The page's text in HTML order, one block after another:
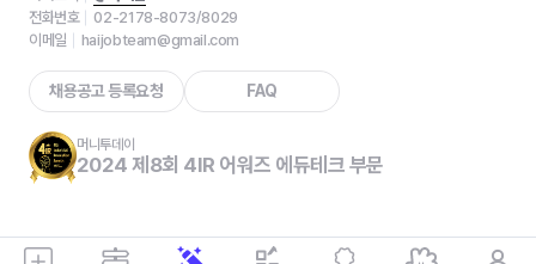
전화번호
02-2178-8073/8029
이메일
haijobteam@gmail.com
채용공고 등록요청 FAQ
머니투데이
2024 제8회 4IR 어워즈 에듀테크 부문